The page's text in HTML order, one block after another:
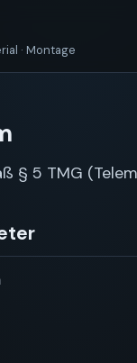
· Montage
§ 5 TMG